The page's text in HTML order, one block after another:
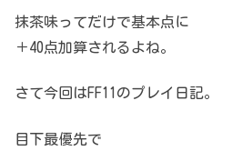
抹茶味ってだけで基本点に
＋40点加算されるよね。
さて今回はFF11のプレイ日記。
目下最優先で